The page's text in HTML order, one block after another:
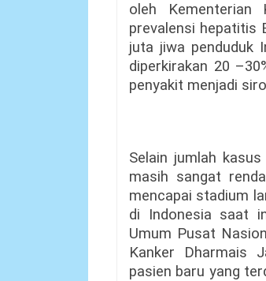
oleh Kementerian
prevalensi hepatitis
juta jiwa penduduk
diperkirakan 20
penyakit menjadi
Selain jumlah
masih sangat
mencapai stadium
di Indonesia saat
Umum Pusat
Kanker Dharmais
pasien baru yang